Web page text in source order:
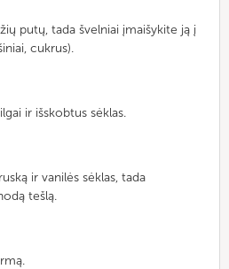
putų, tada švelniai įmaišykite ją į
cukrus).
ir išskobtus sėklas.
ir vanilės sėklas, tada
tešlą.